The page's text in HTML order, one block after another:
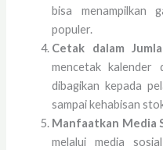
bisa menampilkan
populer.
Cetak dalam
mencetak kalender
dibagikan kepada
sampai kehabisan
Manfaatkan Media
melalui media